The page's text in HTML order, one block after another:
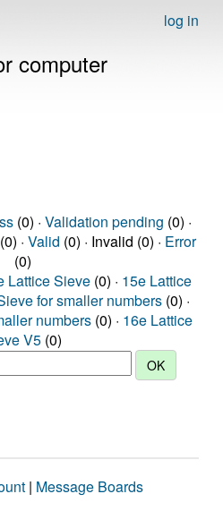
log in
computer
(0) · Validation pending (0) ·
· Valid (0) · Invalid (0) · Error
(0)
Lattice Sieve (0) · 15e Lattice
for smaller numbers (0) ·
numbers (0) · 16e Lattice
V5 (0)
| Message Boards